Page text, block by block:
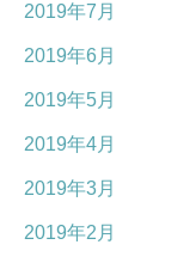
2019年7月
2019年6月
2019年5月
2019年4月
2019年3月
2019年2月